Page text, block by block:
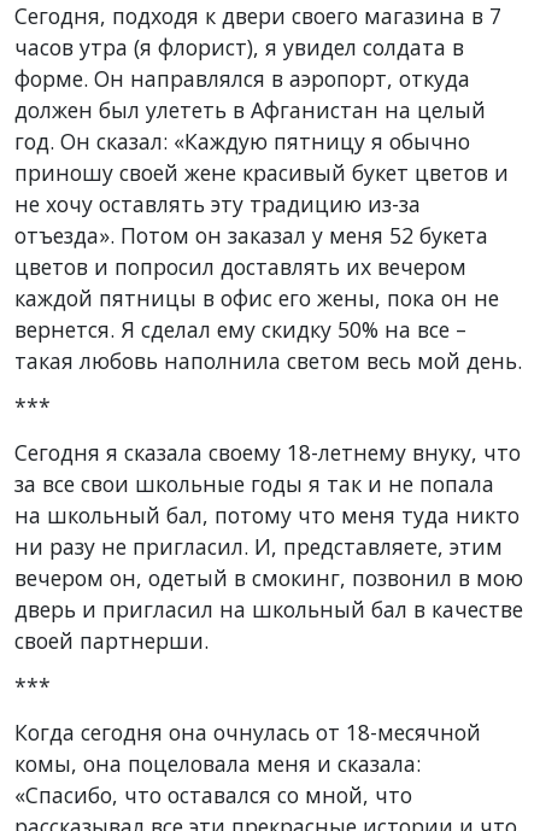
Сегодня, подходя к двери своего магазина в 7
часов утра (я флорист), я увидел солдата в
форме. Он направлялся в аэропорт, откуда
должен был улететь в Афганистан на целый
год. Он сказал: «Каждую пятницу я обычно
приношу своей жене красивый букет цветов и
не хочу оставлять эту традицию из-за
отъезда». Потом он заказал у меня 52 букета
цветов и попросил доставлять их вечером
каждой пятницы в офис его жены, пока он не
вернется. Я сделал ему скидку 50% на все –
такая любовь наполнила светом весь мой день.
***
Сегодня я сказала своему 18-летнему внуку, что
за все свои школьные годы я так и не попала
на школьный бал, потому что меня туда никто
ни разу не пригласил. И, представляете, этим
вечером он, одетый в смокинг, позвонил в мою
дверь и пригласил на школьный бал в качестве
своей партнерши.
***
Когда сегодня она очнулась от 18-месячной
комы, она поцеловала меня и сказала:
«Спасибо, что оставался со мной, что